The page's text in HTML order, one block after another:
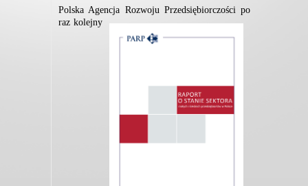
Polska Agencja Rozwoju Przedsiębiorczości po
raz kolejny